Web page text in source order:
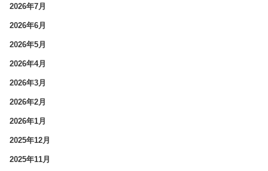
2026年7月
2026年6月
2026年5月
2026年4月
2026年3月
2026年2月
2026年1月
2025年12月
2025年11月